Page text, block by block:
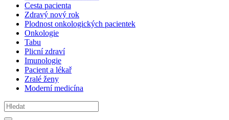
Cesta pacienta
Zdravý nový rok
Plodnost onkologických pacientek
Onkologie
Tabu
Plicní zdraví
Imunologie
Pacient a lékař
Zralé ženy
Moderní medicína